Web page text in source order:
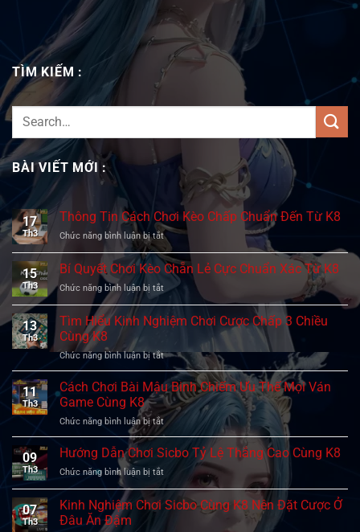
TÌM KIẾM :
BÀI VIẾT MỚI :
17
Th3
Thông Tin Cách Chơi Kèo Chấp Chuẩn Đến Từ K8
Chức năng bình luận bị tắtở
Thông
Tin
Cách
Chơi
Kèo
Chấp
Từ
K8
15
Th3
Bí Quyết Chơi Kèo Chẵn Lẻ Cực Chuẩn Xác Từ K8
Chức năng bình luận bị tắt
Quyết
Chơi
Chẵn
Lẻ
Cực
Chuẩn
Xác
Từ
K8
13
Th3
Tìm Hiểu Kinh Nghiệm Chơi Cược Chấp 3 Chiều
Cùng K8
Chức năng bình luận bị tắtở
Tìm
Hiểu
Kinh
Nghiệm
Chơi
Cược
Chấp
Cùng
K8
11
Th3
Cách Chơi Bài Mậu Binh Chiếm Ưu Thế Mọi Ván
Game Cùng K8
Chức năng bình luận bị tắtở
Cách
Chơi
Binh
Chiếm
09
Th3
Hướng Dẫn Chơi Sicbo Tỷ Lệ Thắng Cao Cùng K8
Chức năng bình luận bị tắt
Dẫn
07
Th3
Kinh Nghiệm Chơi Sicbo Cùng K8 Nên Đặt Cược Ở
Đâu Ăn Đậm